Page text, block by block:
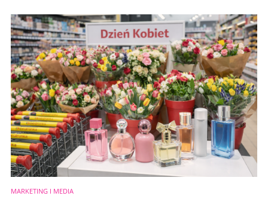
transparentności cenowej, a social ...
MARKETING I MEDIA